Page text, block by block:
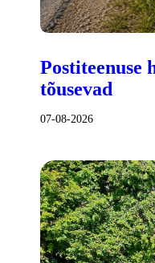
Postiteenuse
tõusevad
07-08-2026